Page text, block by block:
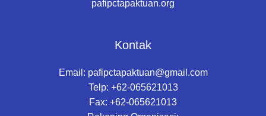
pafipctapaktuan.org
Kontak
Email: pafipctapaktuan@gmail.com
Telp: +62-065621013
Fax: +62-065621013